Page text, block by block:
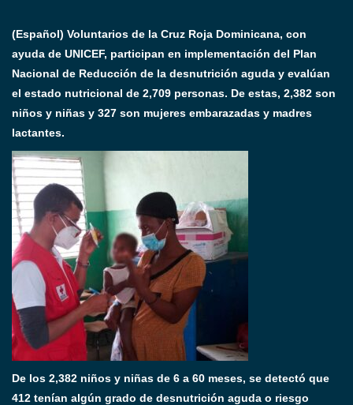
(Español) Voluntarios de la Cruz Roja Dominicana, con
ayuda de UNICEF, participan en implementación del Plan
Nacional de Reducción de la desnutrición aguda y evalúan
el estado nutricional de 2,709 personas. De estas, 2,382 son
niños y niñas y 327 son mujeres embarazadas y madres
lactantes.
De los 2,382 niños y niñas de 6 a 60 meses, se detectó que
412 tenían algún grado de desnutrición aguda o riesgo